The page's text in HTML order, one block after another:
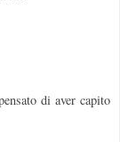
di aver capito